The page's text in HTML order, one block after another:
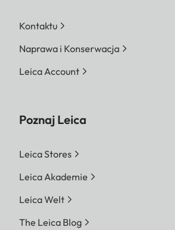
Kontaktu
Naprawa i Konserwacja
Leica Account
Poznaj Leica
Leica Stores
Leica Akademie
Leica Welt
The Leica Blog